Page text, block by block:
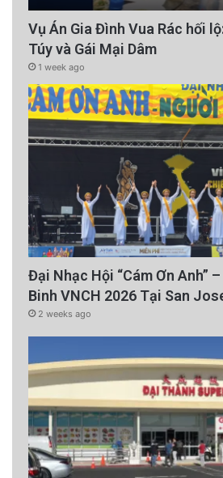
Vụ Án Gia Đình Vua Rác hối
Túy và Gái Mại Dâm
1 week ago
Đại Nhạc Hội “Cám Ơn Anh”
Binh VNCH 2026 Tại San
2 weeks ago